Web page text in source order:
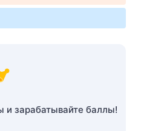
и зарабатывайте баллы!